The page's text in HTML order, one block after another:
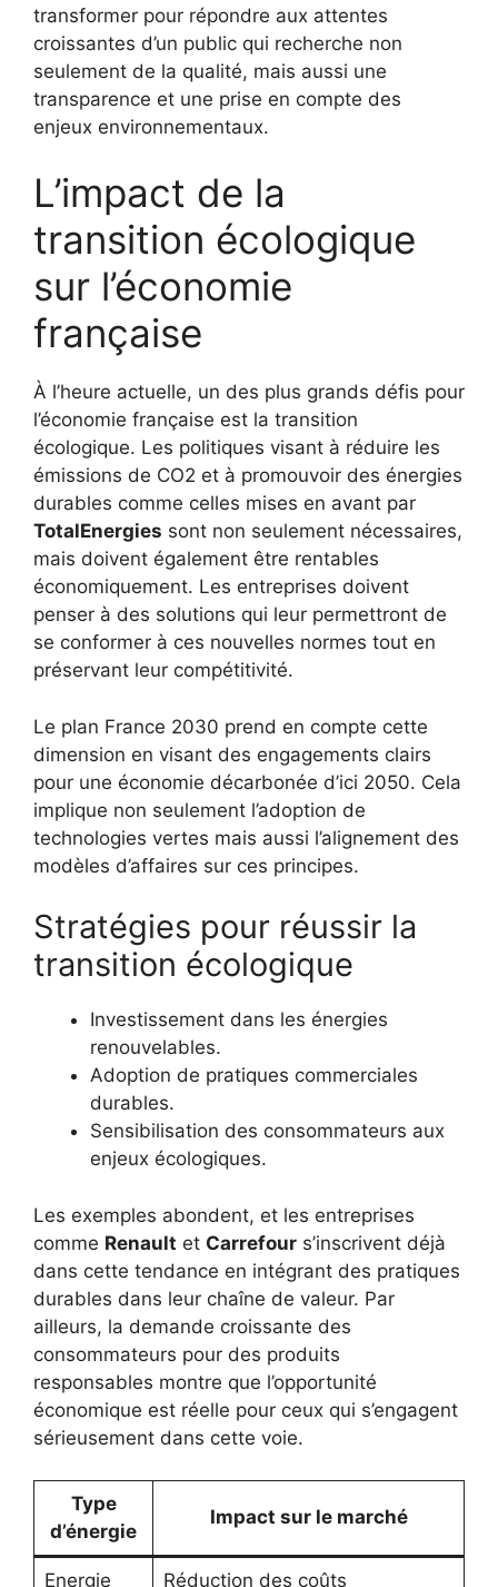
transformer pour répondre aux attentes
croissantes d’un public qui recherche non
seulement de la qualité, mais aussi une
transparence et une prise en compte des
enjeux environnementaux.
L’impact de la
transition écologique
sur l’économie
française
À l’heure actuelle, un des plus grands défis pour
l’économie française est la transition
écologique. Les politiques visant à réduire les
émissions de CO2 et à promouvoir des énergies
durables comme celles mises en avant par
TotalEnergies sont non seulement nécessaires,
mais doivent également être rentables
économiquement. Les entreprises doivent
penser à des solutions qui leur permettront de
se conformer à ces nouvelles normes tout en
préservant leur compétitivité.
Le plan France 2030 prend en compte cette
dimension en visant des engagements clairs
pour une économie décarbonée d’ici 2050. Cela
implique non seulement l’adoption de
technologies vertes mais aussi l’alignement des
modèles d’affaires sur ces principes.
Stratégies pour réussir la
transition écologique
Investissement dans les énergies
renouvelables.
Adoption de pratiques commerciales
durables.
Sensibilisation des consommateurs aux
enjeux écologiques.
Les exemples abondent, et les entreprises
comme Renault et Carrefour s’inscrivent déjà
dans cette tendance en intégrant des pratiques
durables dans leur chaîne de valeur. Par
ailleurs, la demande croissante des
consommateurs pour des produits
responsables montre que l’opportunité
économique est réelle pour ceux qui s’engagent
sérieusement dans cette voie.
Type
d’énergie
Impact sur le marché
Energie Réduction des coûts